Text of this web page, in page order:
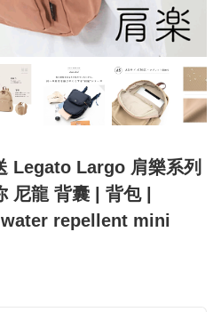
Legato Largo 肩樂系列
尼龍 背囊 | 背包 |
repellent mini